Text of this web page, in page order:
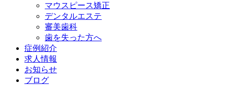
マウスピース矯正
デンタルエステ
審美歯科
歯を失った方へ
症例紹介
求人情報
お知らせ
ブログ